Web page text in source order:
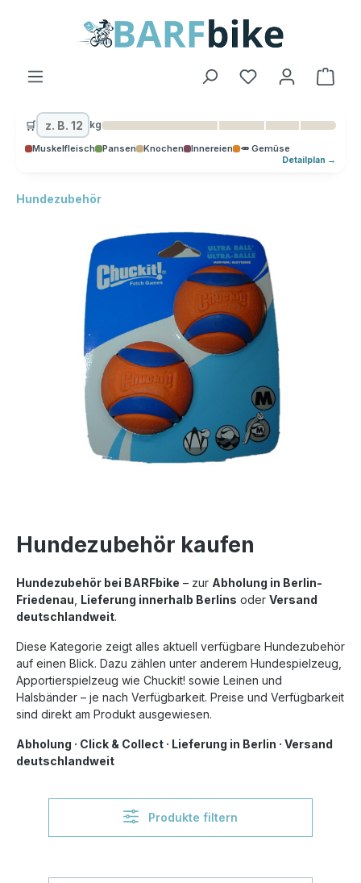
🛒 kg
Muskelfleisch Pansen Knochen Innereien 🥕 Gemüse
Detailplan →
Hundezubehör
Hundezubehör kaufen
Hundezubehör bei BARFbike – zur Abholung in Berlin-
Friedenau, Lieferung innerhalb Berlins oder Versand
deutschlandweit.
Diese Kategorie zeigt alles aktuell verfügbare Hundezubehör
auf einen Blick. Dazu zählen unter anderem Hundespielzeug,
Apportierspielzeug wie Chuckit! sowie Leinen und
Halsbänder – je nach Verfügbarkeit. Preise und Verfügbarkeit
sind direkt am Produkt ausgewiesen.
Abholung · Click & Collect · Lieferung in Berlin · Versand
deutschlandweit
Produkte filtern